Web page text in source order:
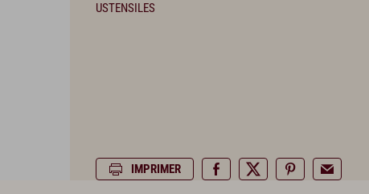
USTENSILES
IMPRIMER